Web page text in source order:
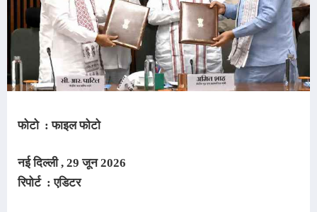
फोटो : फाइल फोटो
नई दिल्ली , 29 जून2026
रिपोर्ट : एडिटर